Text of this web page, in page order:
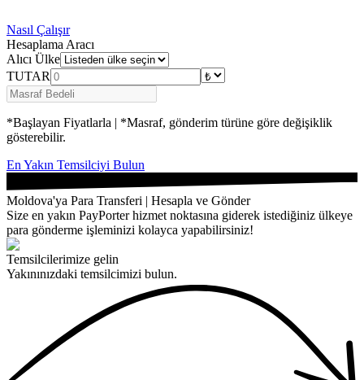
Nasıl Çalışır
Hesaplama Aracı
Alıcı Ülke
TUTAR
*Başlayan Fiyatlarla | *Masraf, gönderim türüne göre değişiklik
gösterebilir.
En Yakın Temsilciyi Bulun
Moldova'ya Para Transferi | Hesapla ve Gönder
Size en yakın PayPorter hizmet noktasına giderek istediğiniz ülkeye
para gönderme işleminizi kolayca yapabilirsiniz!
Temsilcilerimize gelin
Yakınınızdaki temsilcimizi bulun.